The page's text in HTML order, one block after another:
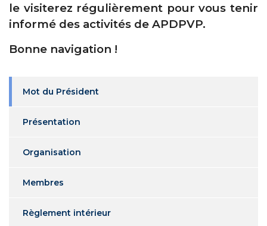
le visiterez régulièrement pour vous tenir
informé des activités de APDPVP.
Bonne navigation !
Mot du Président
Présentation
Organisation
Membres
Règlement intérieur